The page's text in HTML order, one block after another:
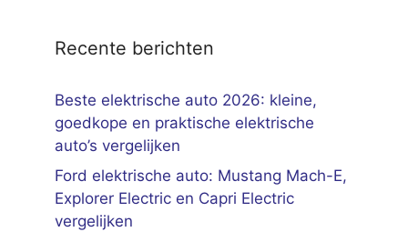
Recente berichten
Beste elektrische auto 2026: kleine,
goedkope en praktische elektrische
auto’s vergelijken
Ford elektrische auto: Mustang Mach-E,
Explorer Electric en Capri Electric
vergelijken